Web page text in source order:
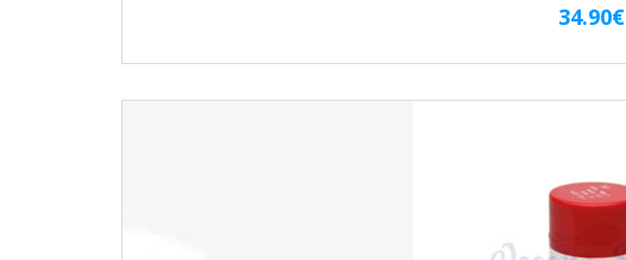
34.90€